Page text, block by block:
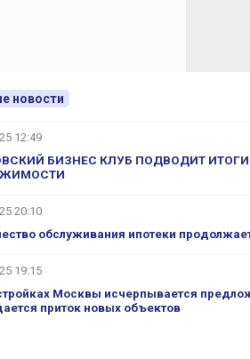
новости
12:49
БИЗНЕС КЛУБ ПОДВОДИТ
20:10
обслуживания ипотеки
19:15
Москвы исчерпывается
приток новых объектов